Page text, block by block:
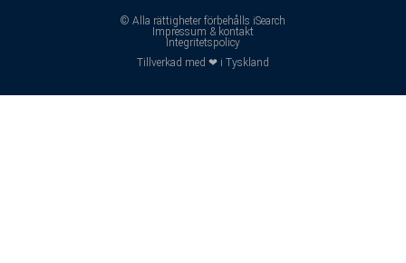
© Alla rättigheter förbehålls iSearch
Impressum & kontakt
Integritetspolicy
Tillverkad med ❤ i Tyskland